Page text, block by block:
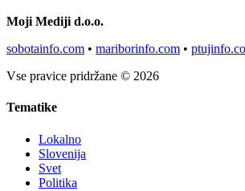
Moji Mediji d.o.o.
sobotainfo.com • mariborinfo.com •
Vse pravice pridržane © 2026
Tematike
Lokalno
Slovenija
Svet
Politika